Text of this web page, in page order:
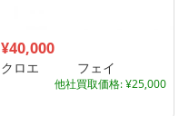
¥40,000
クロエ フェイ
他社買取価格: ¥25,000